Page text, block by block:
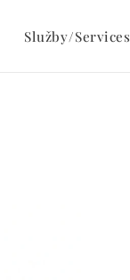
Služby/Services